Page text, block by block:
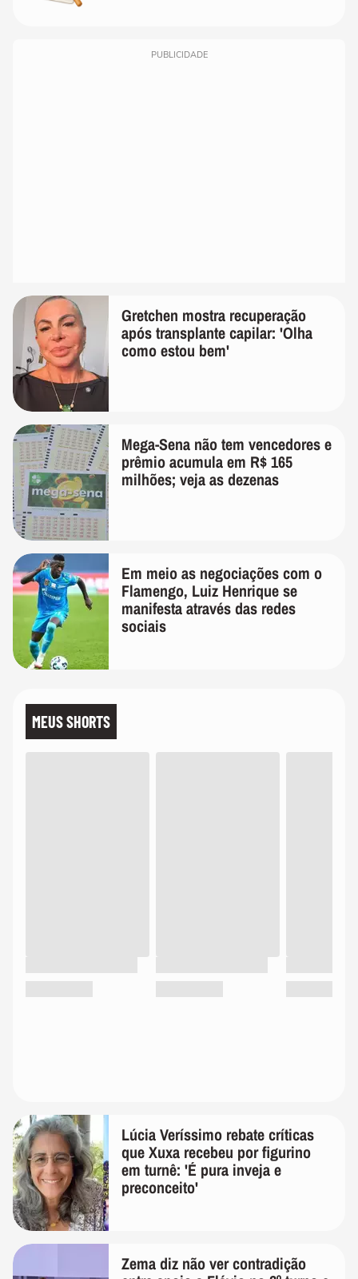
PUBLICIDADE
Gretchen mostra recuperação
após transplante capilar: 'Olha
como estou bem'
Mega-Sena não tem vencedores e
prêmio acumula em R$ 165
milhões; veja as dezenas
Em meio as negociações com o
Flamengo, Luiz Henrique se
manifesta através das redes
sociais
MEUS SHORTS
Lúcia Veríssimo rebate críticas
que Xuxa recebeu por figurino
em turnê: 'É pura inveja e
preconceito'
Zema diz não ver contradição